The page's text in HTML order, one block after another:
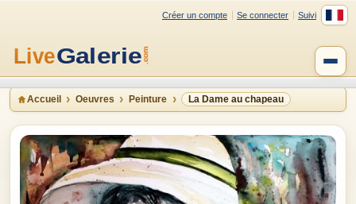
Créer un compte Se connecter Suivi
Accueil Oeuvres Peinture La Dame au chapeau